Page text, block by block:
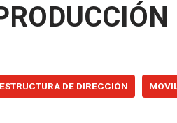
ESTRUCTURA DE DIRECCIÓN